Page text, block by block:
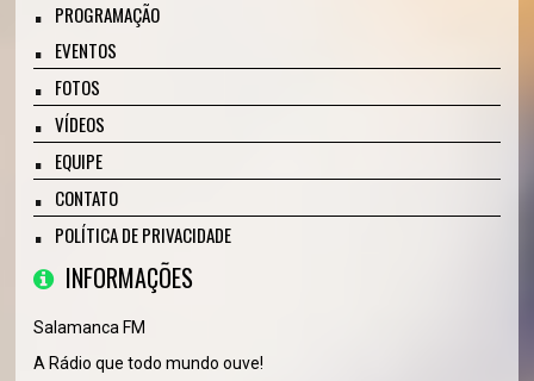
PROGRAMAÇÃO
EVENTOS
FOTOS
VÍDEOS
EQUIPE
CONTATO
POLÍTICA DE PRIVACIDADE
INFORMAÇÕES
Salamanca FM
A Rádio que todo mundo ouve!